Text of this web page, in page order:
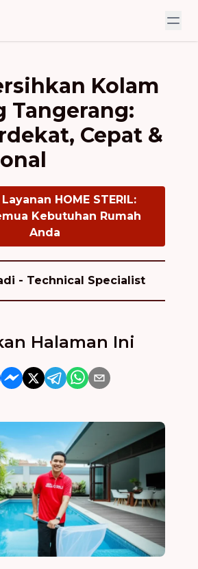
Kolam
Tangerang:
Cepat &
HOME STERIL:
Kebutuhan Rumah
Anda
- Technical Specialist
Halaman Ini